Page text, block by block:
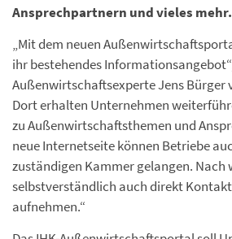
Ansprechpartnern und vieles mehr.
„Mit dem neuen
ihr bestehendes
Außenwirtschaftsexperte Jens Bürger
Dort erhalten Unternehmen
zu Außenwirtschaftsthemen und
neue Internetseite können Betriebe
zuständigen Kammer gelangen. Nach
selbstverständlich auch direkt
aufnehmen.“